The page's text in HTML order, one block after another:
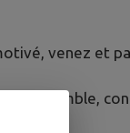
venez et
et ensemble,